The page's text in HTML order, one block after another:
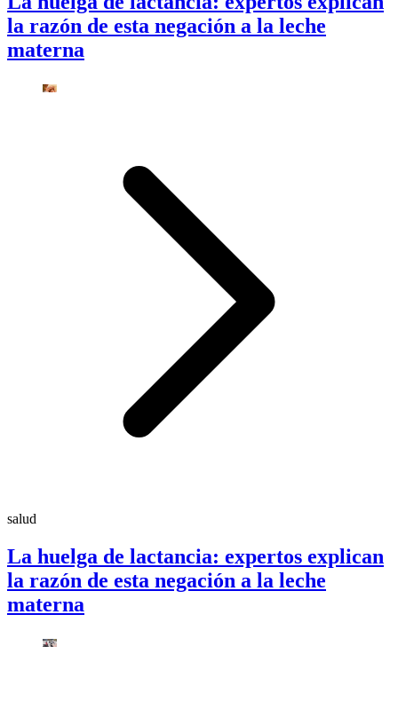
la razón de esta negación a la leche
materna
salud
La huelga de lactancia: expertos explican
la razón de esta negación a la leche
materna